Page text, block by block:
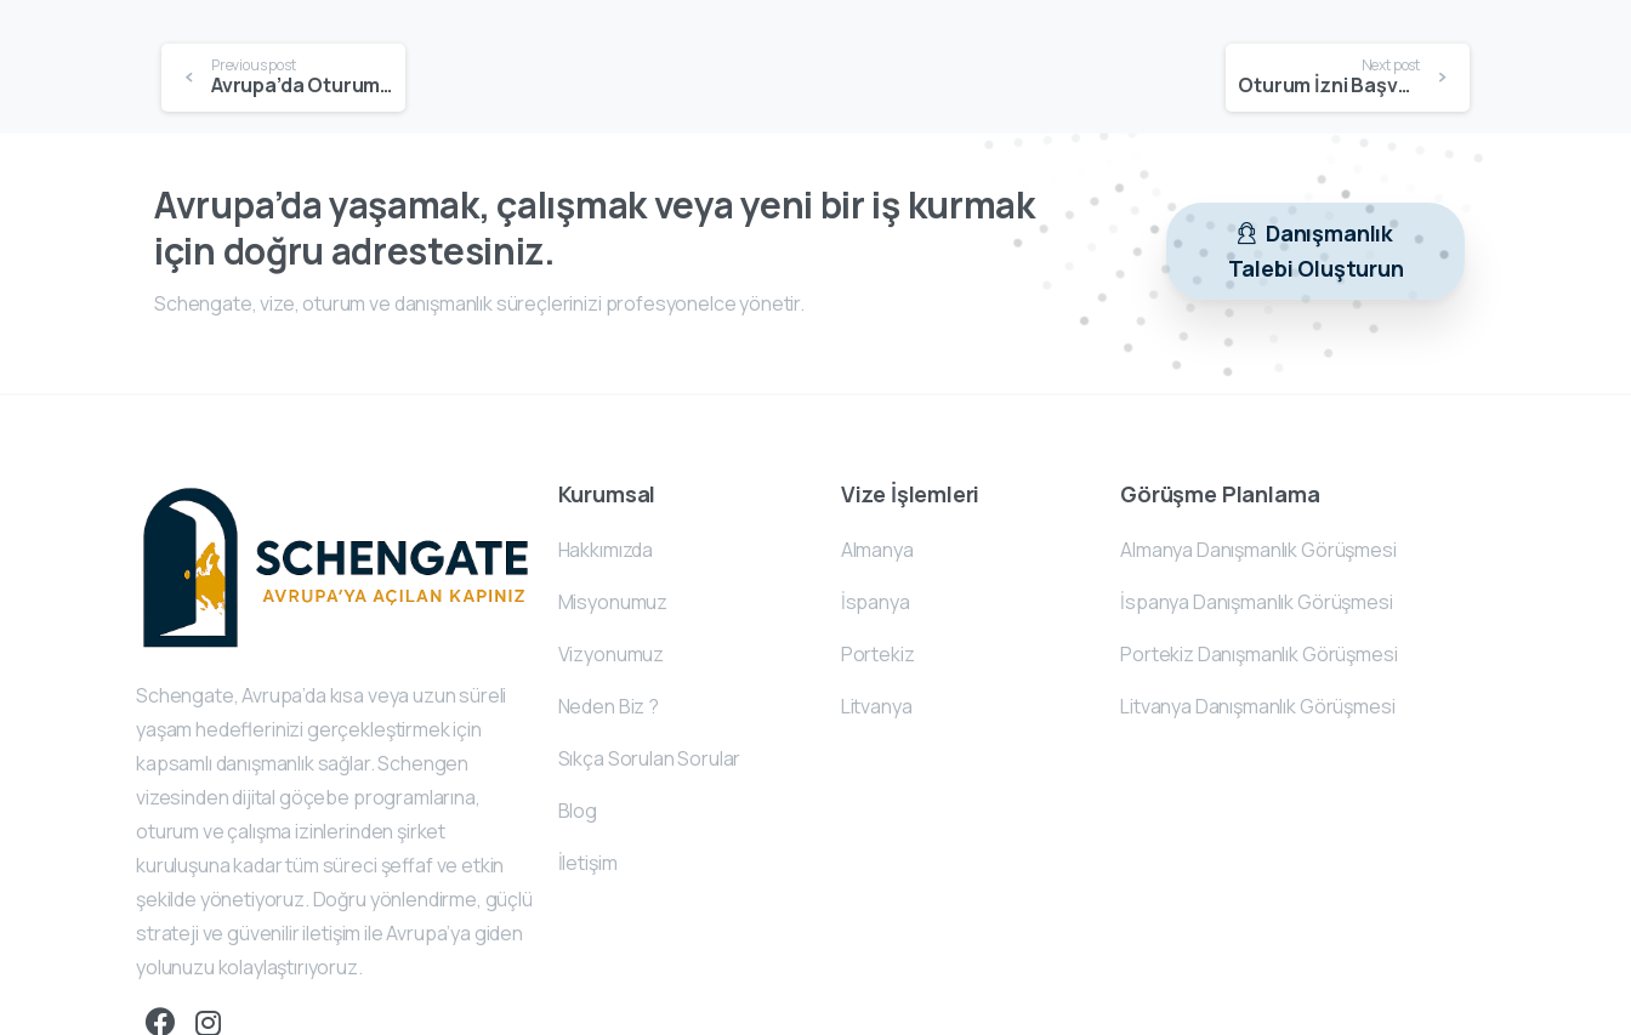
Previous post
Avrupa’da Oturum Alma | Uzun Süreli Yaşam, Vize Türleri ve Başvuru Rehberi
Next post
Oturum İzni Başvurusu | Gerekli Evraklar, Şartlar ve Adım Adım Başvuru Rehberi
Avrupa’da yaşamak, çalışmak veya yeni bir iş kurmak
için doğru adrestesiniz.
Schengate, vize, oturum ve danışmanlık süreçlerinizi profesyonelce yönetir.
Danışmanlık
Talebi Oluşturun
Schengate, Avrupa’da kısa veya uzun süreli
yaşam hedeflerinizi gerçekleştirmek için
kapsamlı danışmanlık sağlar. Schengen
vizesinden dijital göçebe programlarına,
oturum ve çalışma izinlerinden şirket
kuruluşuna kadar tüm süreci şeffaf ve etkin
şekilde yönetiyoruz. Doğru yönlendirme, güçlü
strateji ve güvenilir iletişim ile Avrupa’ya giden
yolunuzu kolaylaştırıyoruz.
Kurumsal
Hakkımızda
Misyonumuz
Vizyonumuz
Neden Biz ?
Sıkça Sorulan Sorular
Blog
İletişim
Vize İşlemleri
Almanya
İspanya
Portekiz
Litvanya
Görüşme Planlama
Almanya Danışmanlık Görüşmesi
İspanya Danışmanlık Görüşmesi
Portekiz Danışmanlık Görüşmesi
Litvanya Danışmanlık Görüşmesi